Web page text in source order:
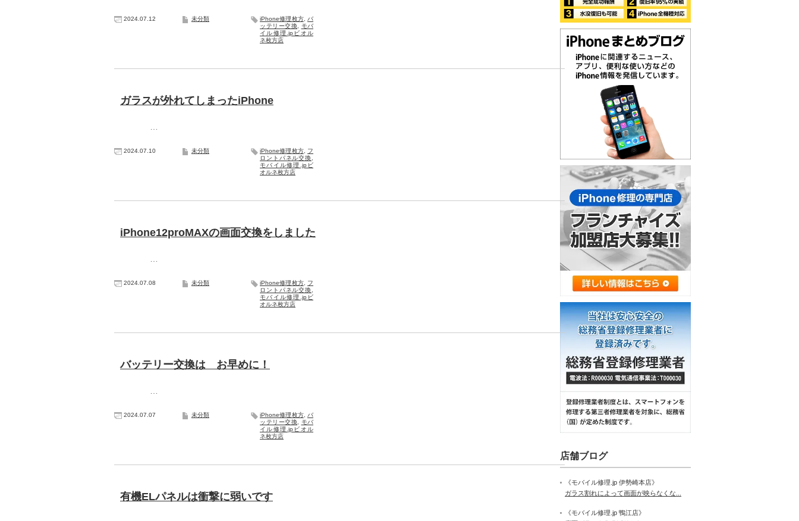
2024.07.12 未分類 iPhone修理枚方, バ
ッテリー交換
モバ
イル修理.jpビオル
ネ枚方店
ガラスが外れてしまったiPhone
2024.07.10 未分類 iPhone修理枚方, フ
ロントパネル交換
モバイル修理.jpビ
オルネ枚方店
iPhone12proMAXの画面交換をしました
2024.07.08 未分類 iPhone修理枚方, フ
ロントパネル交換
モバイル修理.jpビ
オルネ枚方店
バッテリー交換は お早めに！
2024.07.07 未分類 iPhone修理枚方, バ
ッテリー交換
モバ
イル修理.jpビオル
ネ枚方店
有機ELパネルは衝撃に弱いです
店舗ブログ
《モバイル修理.jp 伊勢崎本店》
ガラス割れによって画面が映らなくな...
《モバイル修理.jp 鴨江店》